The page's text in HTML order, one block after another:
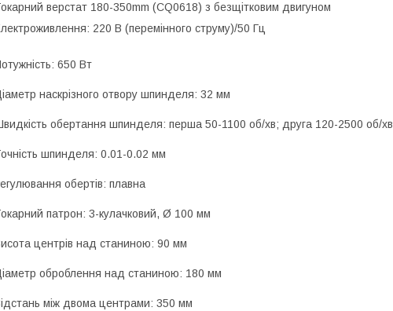
верстат 180-350mm (CQ0618) з безщітковим двигуном
220 В (перемінного струму)/50 Гц
650 Вт
наскрізного отвору шпинделя: 32 мм
обертання шпинделя: перша 50-1100 об/хв; друга 120-2500 об/хв
шпинделя: 0.01-0.02 мм
обертів: плавна
патрон: 3-кулачковий, Ø 100 мм
центрів над станиною: 90 мм
оброблення над станиною: 180 мм
між двома центрами: 350 мм